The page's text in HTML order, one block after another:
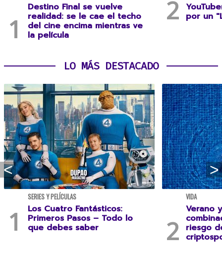
Destino Final se vuelve
realidad: se le cae el techo
del cine encima mientras ve
la película
por un
LO MÁS DESTACADO
SERIES Y PELÍCULAS
Los Cuatro Fantásticos:
Primeros Pasos – Todo lo
que debes saber
VIDA
Verano
riesgo